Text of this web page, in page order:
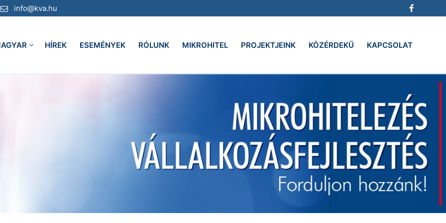
info@kva.hu
HÍREK ESEMÉNYEK RÓLUNK MIKROHITEL PROJEKTJEINK KÖZÉRDEKŰ KAPCSOLAT